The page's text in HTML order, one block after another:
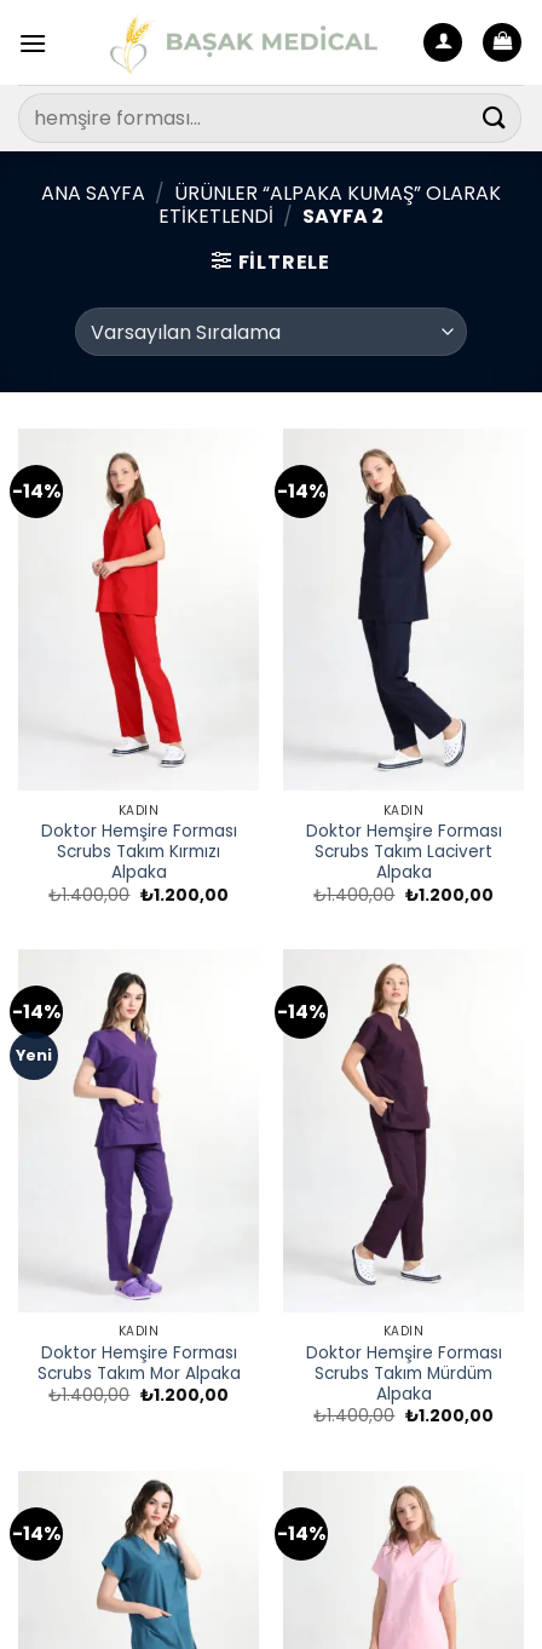
atla
Ara:
ANA SAYFA / ÜRÜNLER “ALPAKA KUMAŞ” OLARAK
ETIKETLENDI / SAYFA 2
FILTRELE
-14%
KADIN
Doktor Hemşire Forması
Scrubs Takım Kırmızı
Alpaka
₺1.400,00 Orijinal
₺1.200,00Şu
-14%
KADIN
Doktor Hemşire Forması
Scrubs Takım Lacivert
Alpaka
₺1.400,00 Orijinal
₺1.200,00Şu
-14%
Yeni
KADIN
Doktor Hemşire Forması
Scrubs Takım Mor Alpaka
₺1.400,00 Orijinal
₺1.200,00Şu
-14%
KADIN
Doktor Hemşire Forması
Scrubs Takım Mürdüm
Alpaka
₺1.400,00 Orijinal
₺1.200,00Şu
-14% -14%